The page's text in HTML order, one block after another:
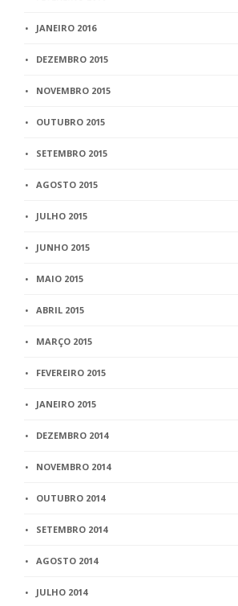
JANEIRO 2016
DEZEMBRO 2015
NOVEMBRO 2015
OUTUBRO 2015
SETEMBRO 2015
AGOSTO 2015
JULHO 2015
JUNHO 2015
MAIO 2015
ABRIL 2015
MARÇO 2015
FEVEREIRO 2015
JANEIRO 2015
DEZEMBRO 2014
NOVEMBRO 2014
OUTUBRO 2014
SETEMBRO 2014
AGOSTO 2014
JULHO 2014